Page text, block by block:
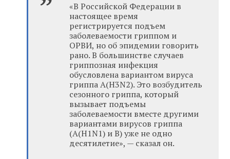
«В Российской Федерации в
настоящее время
регистрируется подъем
заболеваемости гриппом и
ОРВИ, но об эпидемии говорить
рано. В большинстве случаев
гриппозная инфекция
обусловлена вариантом вируса
гриппа А(H3N2). Это возбудитель
сезонного гриппа, который
вызывает подъемы
заболеваемости вместе другими
вариантами вирусов гриппа
(А(H1N1) и В) уже не одно
десятилетие», — сказал он.